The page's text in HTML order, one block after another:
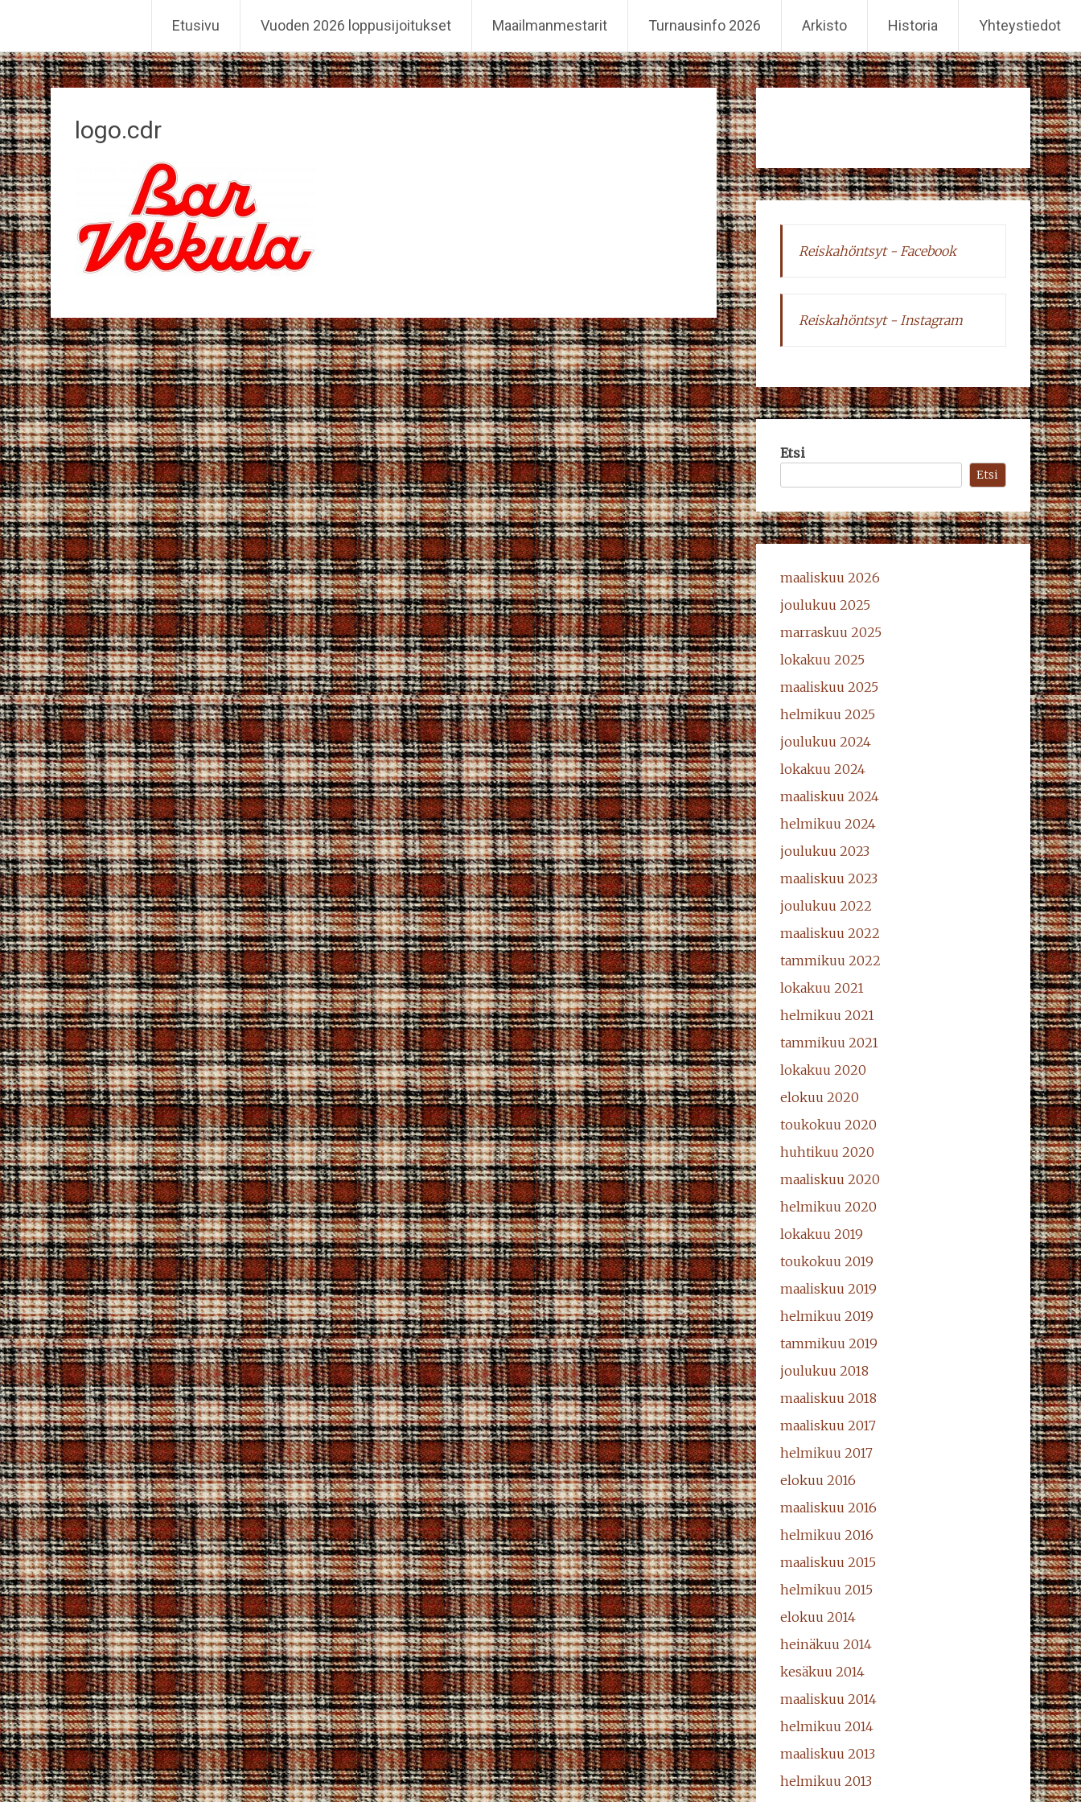
Skip
to
content
Reiskahöntsyn MM-kisat
Etusivu Vuoden 2026 loppusijoitukset Maailmanmestarit Turnausinfo 2026 Arkisto Historia Yhteystiedot
logo.cdr
Reiskahöntsyt - Facebook
Reiskahöntsyt - Instagram
Etsi
Etsi
maaliskuu 2026
joulukuu 2025
marraskuu 2025
lokakuu 2025
maaliskuu 2025
helmikuu 2025
joulukuu 2024
lokakuu 2024
maaliskuu 2024
helmikuu 2024
joulukuu 2023
maaliskuu 2023
joulukuu 2022
maaliskuu 2022
tammikuu 2022
lokakuu 2021
helmikuu 2021
tammikuu 2021
lokakuu 2020
elokuu 2020
toukokuu 2020
huhtikuu 2020
maaliskuu 2020
helmikuu 2020
lokakuu 2019
toukokuu 2019
maaliskuu 2019
helmikuu 2019
tammikuu 2019
joulukuu 2018
maaliskuu 2018
maaliskuu 2017
helmikuu 2017
elokuu 2016
maaliskuu 2016
helmikuu 2016
maaliskuu 2015
helmikuu 2015
elokuu 2014
heinäkuu 2014
kesäkuu 2014
maaliskuu 2014
helmikuu 2014
maaliskuu 2013
helmikuu 2013